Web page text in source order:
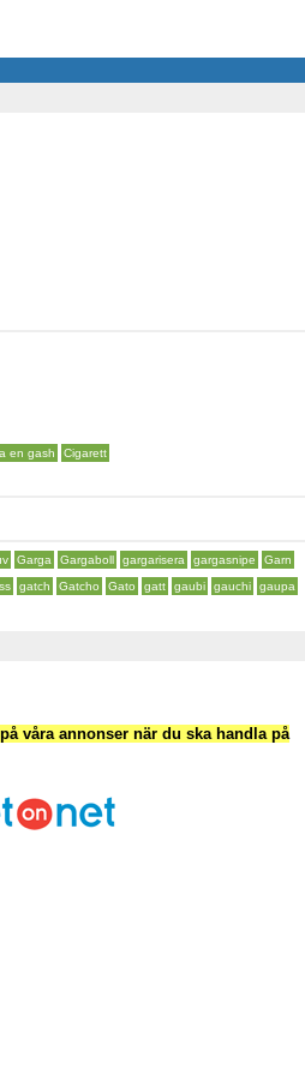
en gash
Cigarett
Garga Gargaboll gargarisera gargasnipe
Garn
gatch Gatcho Gato gatt gaubi gauchi
gaupa
våra annonser när du ska handla på